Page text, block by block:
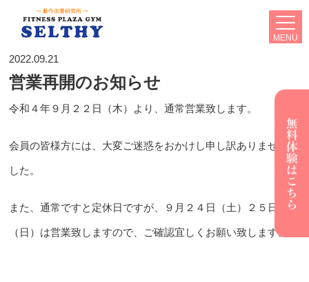
MENU
2022.09.21
営業再開のお知らせ
令和４年９月２２日（木）より、通常営業致します。
会員の皆様方には、大変ご迷惑をおかけし申し訳ありませんで
した。
また、通常ですと定休日ですが、９月２４日（土）２５日
（日）は営業致しますので、ご確認宜しくお願い致します。